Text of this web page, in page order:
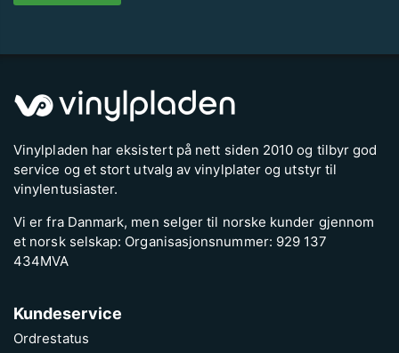
Vinylpladen har eksistert på nett siden 2010 og tilbyr god
service og et stort utvalg av vinylplater og utstyr til
vinylentusiaster.
Vi er fra Danmark, men selger til norske kunder gjennom
et norsk selskap: Organisasjonsnummer: 929 137
434MVA
Kundeservice
Ordrestatus